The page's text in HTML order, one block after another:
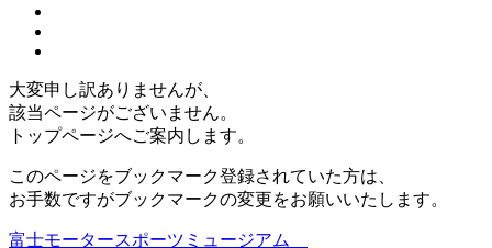
大変申し訳ありませんが、
該当ページがございません。
トップページへご案内します。
このページをブックマーク登録されていた方は、
お手数ですがブックマークの変更をお願いいたします。
富士モータースポーツミュージアム